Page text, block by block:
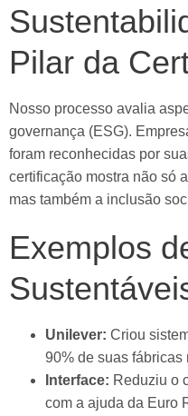
Pilar da
Nosso processo avalia
governança (ESG).
foram reconhecidas por
certificação mostra não só
mas também a inclusão
Exemplos
Unilever: Criou
90% de suas fábricas
Interface: Reduziu o
com a ajuda da Euro